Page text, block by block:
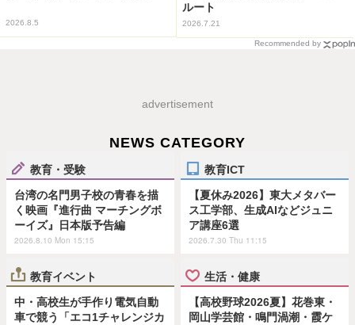
2026.8.5
ルート
2026.7.21
Recommended by
advertisement
NEWS CATEGORY
教育・受験
台湾の名門男子校の青春を描
く映画『進行曲 マーチングボ
ーイズ』日本版予告編
2026.8.10 Mon 15:15
教育ICT
【夏休み2026】東大メタバー
ス工学部、生成AIなどジュニ
ア講座6選
2026.7.30 Thu 11:15
教育イベント
中・高校生が手作り電気自動
車で競う「エコ1チャレンジカ
生活・健康
【高校野球2026夏】花巻東・
岡山学芸館・鳴門渦潮・霞ケ